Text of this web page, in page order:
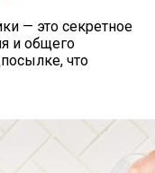
— это секретное
и общего
что